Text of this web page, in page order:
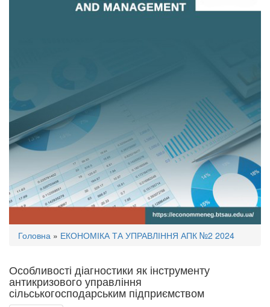
Ви
тут
Головна » ЕКОНОМІКА ТА УПРАВЛІННЯ АПК №2 2024
Особливості діагностики як інструменту
антикризового управління
сільськогосподарським підприємством